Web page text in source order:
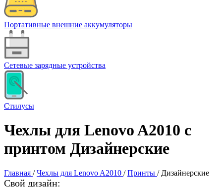
Портативные внешние аккумуляторы
Сетевые зарядные устройства
Стилусы
Чехлы для Lenovo A2010 с
принтом Дизайнерские
Главная / Чехлы для Lenovo A2010 / Принты / Дизайнерские
Свой дизайн: